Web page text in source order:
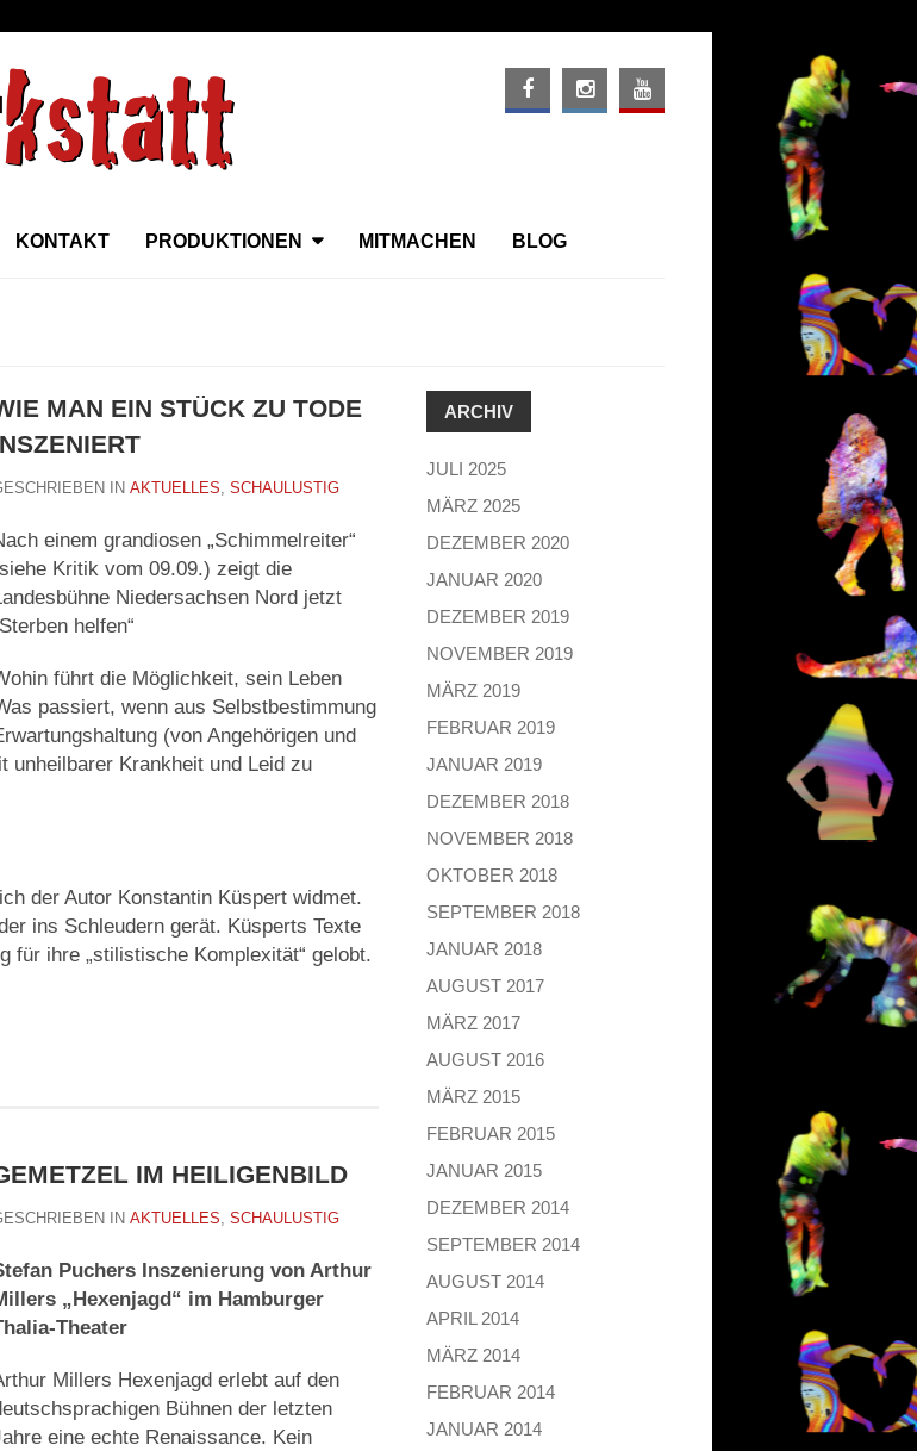
KONTAKT PRODUKTIONEN MITMACHEN BLOG
MAN EIN STÜCK ZU TODE
IN AKTUELLES, SCHAULUSTIG
einem grandiosen „Schimmelreiter“
Kritik vom 09.09.) zeigt die
Niedersachsen Nord jetzt
helfen“
führt die Möglichkeit, sein Leben
passiert, wenn aus Selbstbestimmung
(von Angehörigen und
unheilbarer Krankheit und Leid zu
der Autor Konstantin Küspert widmet.
ins Schleudern gerät. Küsperts Texte
für ihre „stilistische Komplexität“ gelobt.
IM HEILIGENBILD
IN AKTUELLES, SCHAULUSTIG
Puchers Inszenierung von Arthur
„Hexenjagd“ im Hamburger
Theater
Millers Hexenjagd erlebt auf den
Bühnen der letzten
eine echte Renaissance. Kein
ARCHIV
JULI 2025
MÄRZ 2025
DEZEMBER 2020
JANUAR 2020
DEZEMBER 2019
NOVEMBER 2019
MÄRZ 2019
FEBRUAR 2019
JANUAR 2019
DEZEMBER 2018
NOVEMBER 2018
OKTOBER 2018
SEPTEMBER 2018
JANUAR 2018
AUGUST 2017
MÄRZ 2017
AUGUST 2016
MÄRZ 2015
FEBRUAR 2015
JANUAR 2015
DEZEMBER 2014
SEPTEMBER 2014
AUGUST 2014
APRIL 2014
MÄRZ 2014
FEBRUAR 2014
JANUAR 2014